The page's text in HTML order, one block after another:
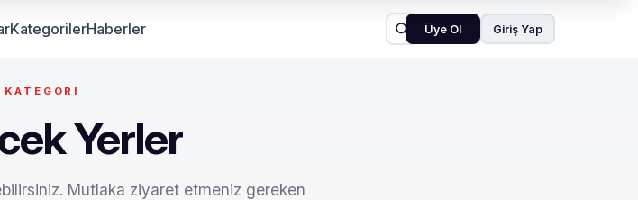
KategorilerHaberler Üye Ol Giriş Yap
Yerler
Mutlaka ziyaret etmeniz gereken